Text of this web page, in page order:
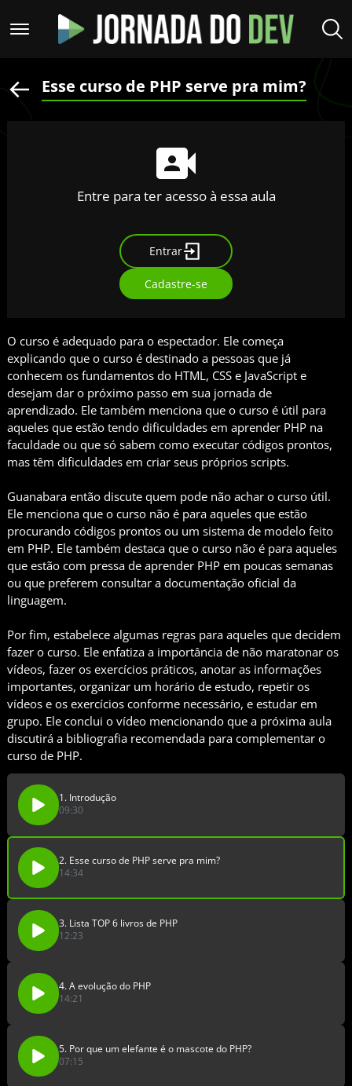
Esse curso de PHP serve pra mim?
Entre para ter acesso à essa aula
Entrar
Cadastre-se
O curso é adequado para o espectador. Ele começa
explicando que o curso é destinado a pessoas que já
conhecem os fundamentos do HTML, CSS e JavaScript e
desejam dar o próximo passo em sua jornada de
aprendizado. Ele também menciona que o curso é útil para
aqueles que estão tendo dificuldades em aprender PHP na
faculdade ou que só sabem como executar códigos prontos,
mas têm dificuldades em criar seus próprios scripts.
Guanabara então discute quem pode não achar o curso útil.
Ele menciona que o curso não é para aqueles que estão
procurando códigos prontos ou um sistema de modelo feito
em PHP. Ele também destaca que o curso não é para aqueles
que estão com pressa de aprender PHP em poucas semanas
ou que preferem consultar a documentação oficial da
linguagem.
Por fim, estabelece algumas regras para aqueles que decidem
fazer o curso. Ele enfatiza a importância de não maratonar os
vídeos, fazer os exercícios práticos, anotar as informações
importantes, organizar um horário de estudo, repetir os
vídeos e os exercícios conforme necessário, e estudar em
grupo. Ele conclui o vídeo mencionando que a próxima aula
discutirá a bibliografia recomendada para complementar o
curso de PHP.
1. Introdução
09:30
2. Esse curso de PHP serve pra mim?
14:34
3. Lista TOP 6 livros de PHP
12:23
4. A evolução do PHP
14:21
5. Por que um elefante é o mascote do PHP?
07:15